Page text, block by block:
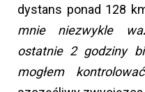
dystans ponad 128
mnie niezwykle
ostatnie 2 godziny
mogłem